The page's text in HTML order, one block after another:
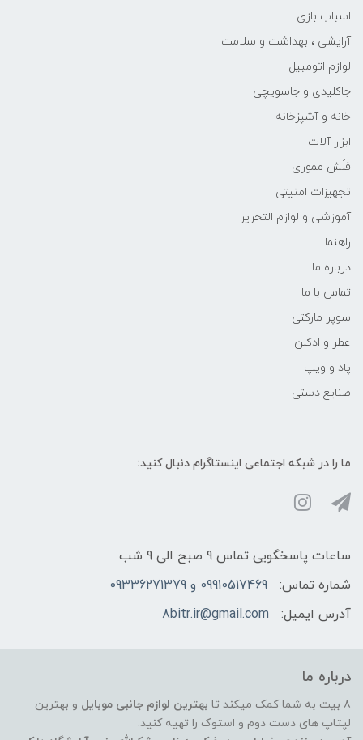
اسباب بازی
آرایشی ، بهداشت و سلامت
لوازم اتومبیل
جاکلیدی و جاسویچی
خانه و آشپزخانه
ابزار آلات
فلَش مموری
تجهیزات امنیتی
آموزشی و لوازم التحریر
راهنما
درباره ما
تماس با ما
سوپر مارکتی
عطر و ادکلن
پاد و ویپ
صنایع دستی
ما را در شبکه‌ اجتماعی اینستاگرام دنبال کنید:
ساعات پاسخگویی تماس 9 صبح الی 9 شب
شماره تماس:
09910517469 و 09336271379
آدرس ایمیل:
8bitr.ir@gmail.com
درباره ما
8 بیت به شما کمک میکند تا بهترین لوازم جانبی موبایل و بهترین
لپتاپ های دست دوم و استوک را تهیه کنید.